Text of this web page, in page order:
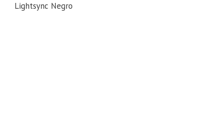
Lightsync Negro